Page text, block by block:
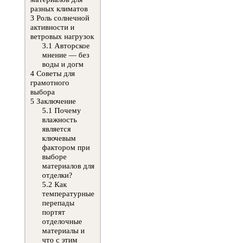
разных климатов
3 Роль солнечной
активности и
ветровых нагрузок
3.1 Авторское
мнение — без
воды и догм
4 Советы для
грамотного
выбора
5 Заключение
5.1 Почему
влажность
является
ключевым
фактором при
выборе
материалов для
отделки?
5.2 Как
температурные
перепады
портят
отделочные
материалы и
что с этим